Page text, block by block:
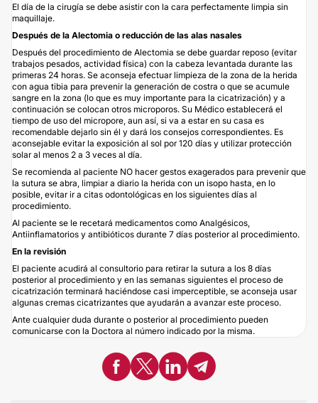
El día de la cirugía se debe asistir con la cara perfectamente limpia sin
maquillaje.
Después de la Alectomia o reducción de las alas nasales
Después del procedimiento de Alectomia se debe guardar reposo (evitar
trabajos pesados, actividad física) con la cabeza levantada durante las
primeras 24 horas. Se aconseja efectuar limpieza de la zona de la herida
con agua tibia para prevenir la generación de costra o que se acumule
sangre en la zona (lo que es muy importante para la cicatrización) y a
continuación se colocan otros microporos. Su Médico establecerá el
tiempo de uso del micropore, aun así, si va a estar en su casa es
recomendable dejarlo sin él y dará los consejos correspondientes. Es
aconsejable evitar la exposición al sol por 120 días y utilizar protección
solar al menos 2 a 3 veces al día.
Se recomienda al paciente NO hacer gestos exagerados para prevenir que
la sutura se abra, limpiar a diario la herida con un isopo hasta, en lo
posible, evitar ir a citas odontológicas en los siguientes días al
procedimiento.
Al paciente se le recetará medicamentos como Analgésicos,
Antiinflamatorios y antibióticos durante 7 días posterior al procedimiento.
En la revisión
El paciente acudirá al consultorio para retirar la sutura a los 8 días
posterior al procedimiento y en las semanas siguientes el proceso de
cicatrización terminará haciéndose casi imperceptible, se aconseja usar
algunas cremas cicatrizantes que ayudarán a avanzar este proceso.
Ante cualquier duda durante o posterior al procedimiento pueden
comunicarse con la Doctora al número indicado por la misma.